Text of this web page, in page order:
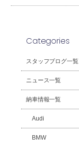
Categories
スタッフブログ一覧
ニュース一覧
納車情報一覧
Audi
BMW